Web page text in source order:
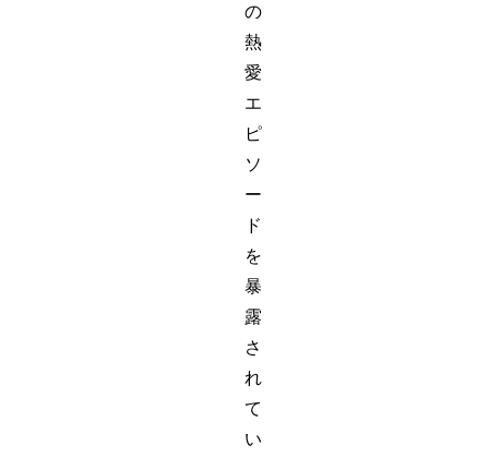
の
熱
愛
エ
ピ
ソ
ー
ド
を
暴
露
さ
れ
て
い